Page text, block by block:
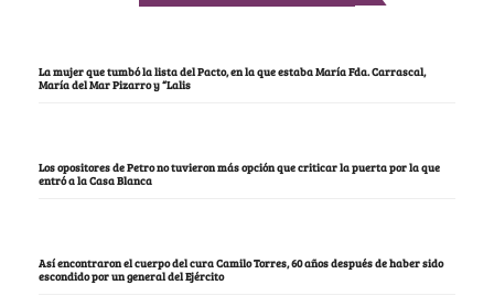
La mujer que tumbó la lista del Pacto, en la que estaba María Fda. Carrascal,
María del Mar Pizarro y “Lalis
Los opositores de Petro no tuvieron más opción que criticar la puerta por la que
entró a la Casa Blanca
Así encontraron el cuerpo del cura Camilo Torres, 60 años después de haber sido
escondido por un general del Ejército